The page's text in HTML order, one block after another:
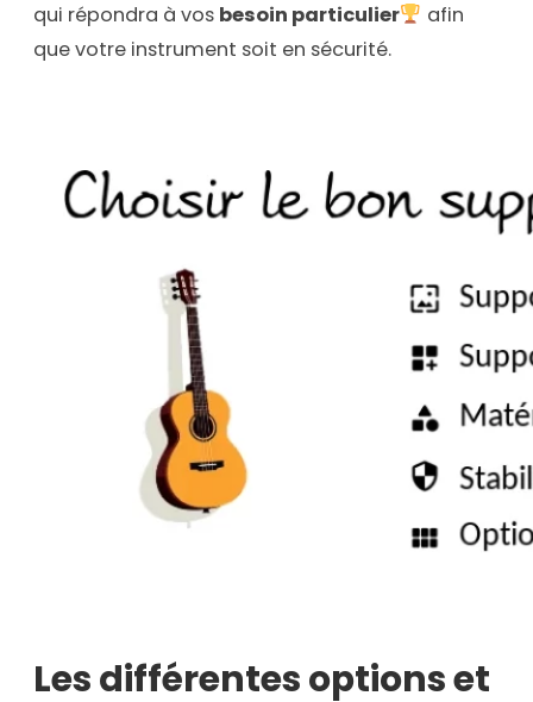
qui répondra à vos besoin particulier
afin
que votre instrument soit en sécurité.
Les différentes options et